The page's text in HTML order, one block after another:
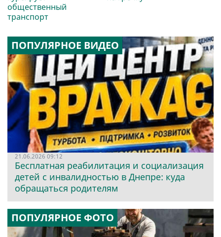
общественный
транспорт
ПОПУЛЯРНОЕ ВИДЕО
21.06.2026 09:12
Бесплатная реабилитация и социализация
детей с инвалидностью в Днепре: куда
обращаться родителям
ПОПУЛЯРНОЕ ФОТО